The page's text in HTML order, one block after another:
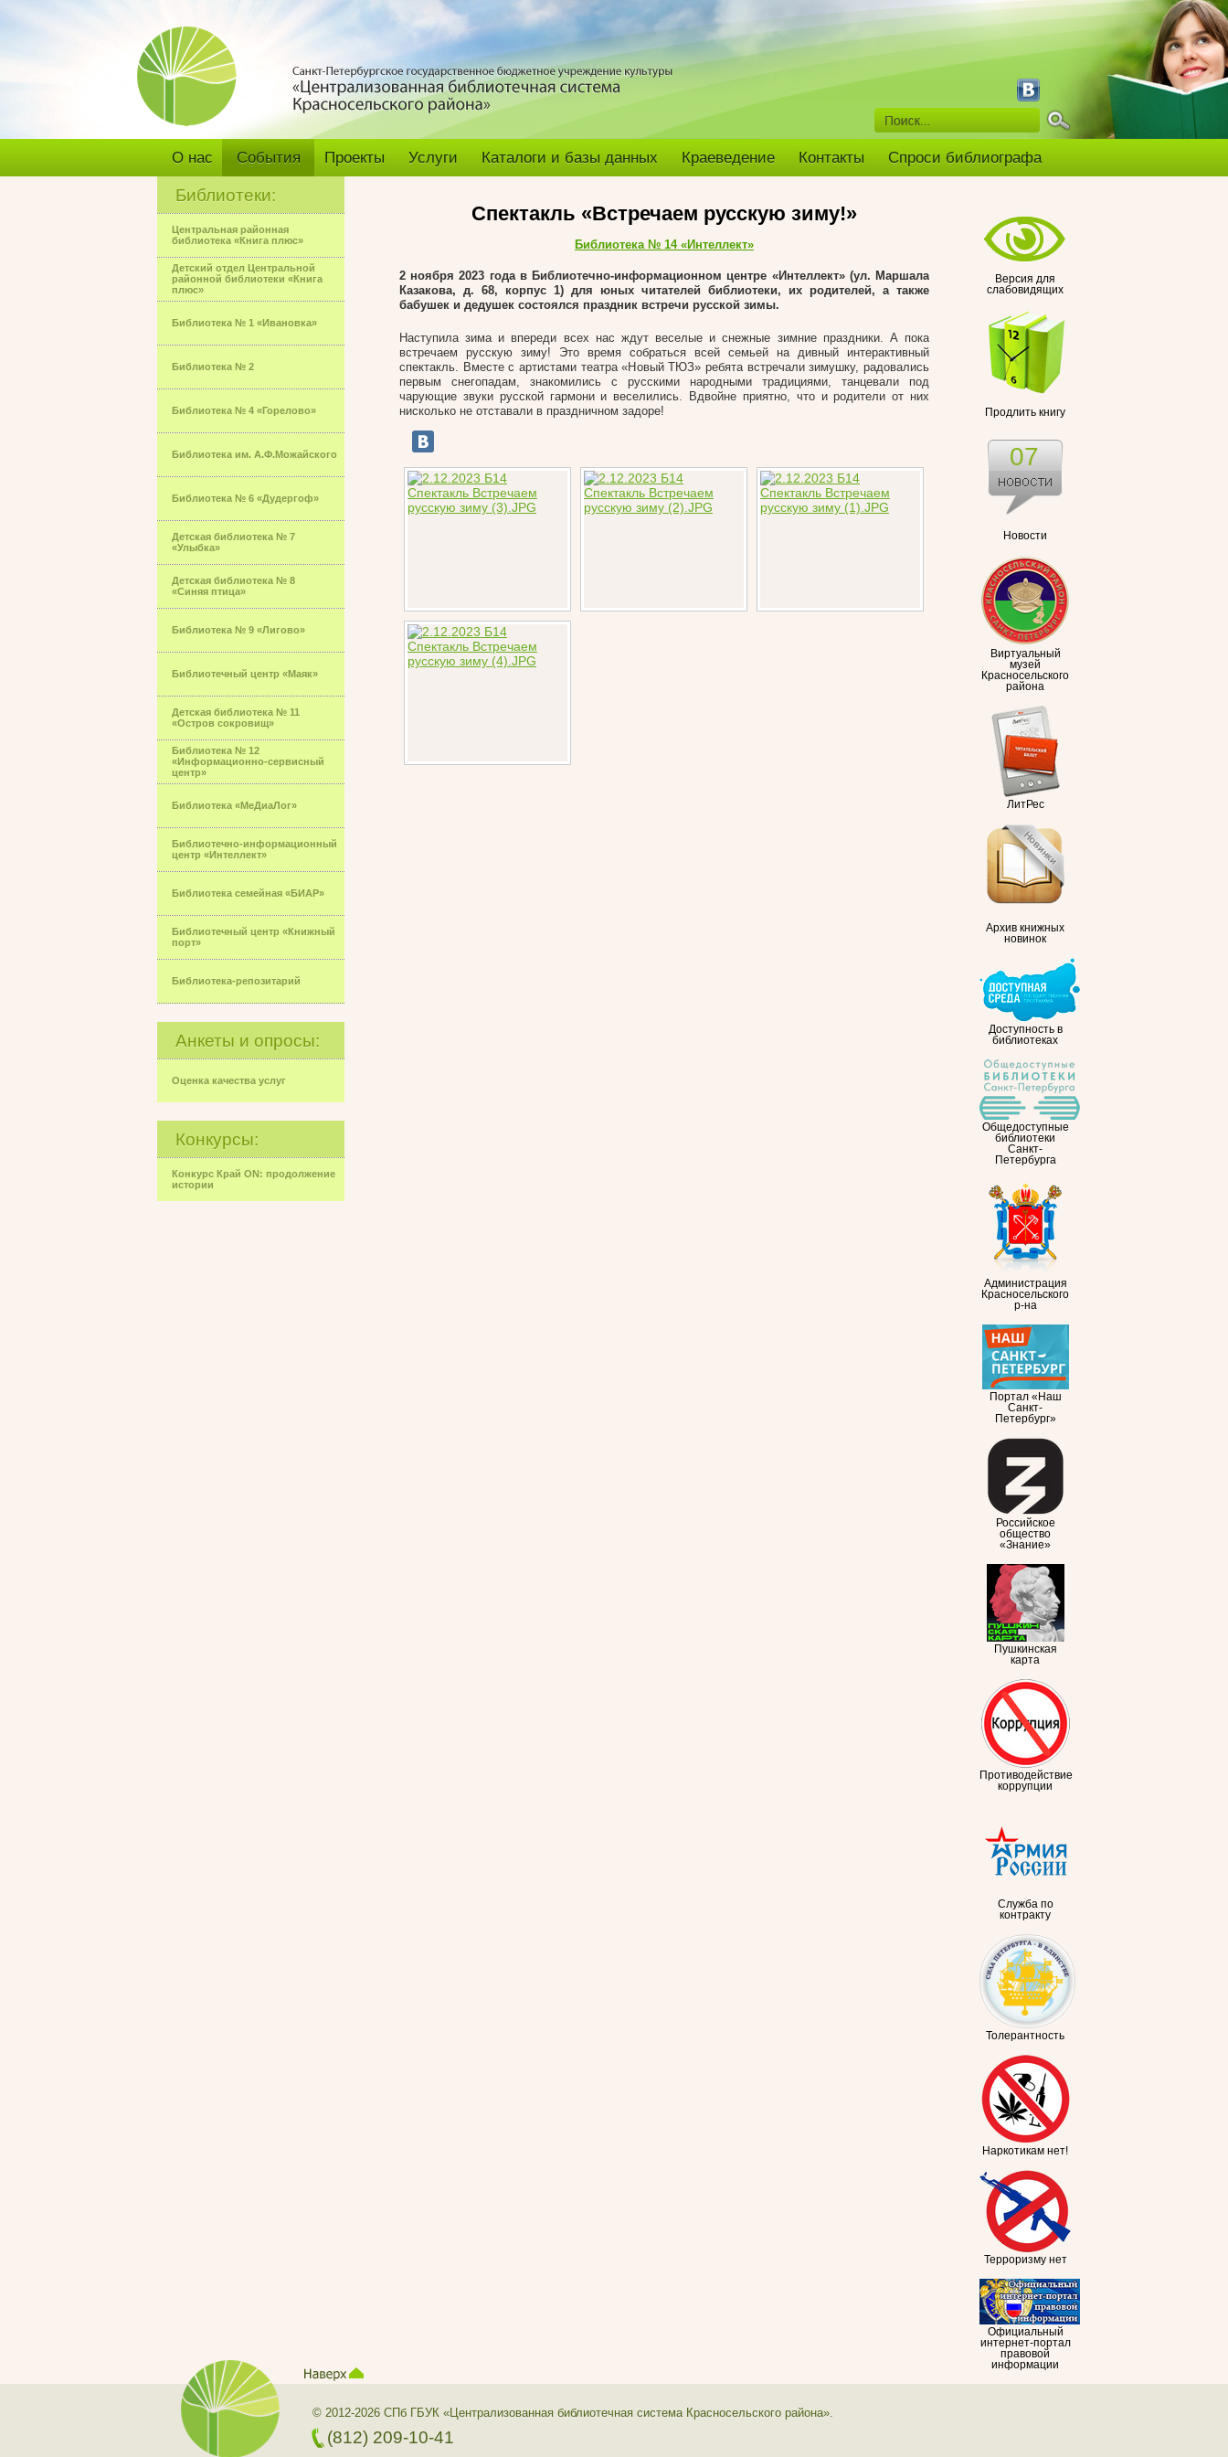
О нас События Проекты Услуги Каталоги и базы данных Краеведение Контакты Спроси библиографа
Библиотеки:
Центральная районная
библиотека «Книга плюс»
Детский отдел Центральной
районной библиотеки «Книга
плюс»
Библиотека № 1 «Ивановка»
Библиотека № 2
Библиотека № 4 «Горелово»
Библиотека им. А.Ф.Можайского
Библиотека № 6 «Дудергоф»
Детская библиотека № 7
«Улыбка»
Детская библиотека № 8
«Синяя птица»
Библиотека № 9 «Лигово»
Библиотечный центр «Маяк»
Детская библиотека № 11
«Остров сокровищ»
Библиотека № 12
«Информационно-сервисный
центр»
Библиотека «МеДиаЛог»
Библиотечно-информационный
центр «Интеллект»
Библиотека семейная «БИАР»
Библиотечный центр «Книжный
порт»
Библиотека-репозитарий
Анкеты и опросы:
Оценка качества услуг
Конкурсы:
Конкурс Край ON: продолжение
истории
Версия для
слабовидящих
Продлить книгу
Новости
07
Виртуальный
музей
Красносельского
района
ЛитРес
Архив книжных
новинок
Доступность в
библиотеках
Общедоступные
библиотеки
Санкт-
Петербурга
Администрация
Красносельского
р-на
Портал «Наш
Санкт-
Петербург»
Российское
общество
«Знание»
Пушкинская
карта
Противодействие
коррупции
Служба по
контракту
Толерантность
Наркотикам нет!
Терроризму нет
Официальный
интернет-портал
правовой
информации
Спектакль «Встречаем русскую зиму!»
Библиотека № 14 «Интеллект»
2 ноября 2023 года в Библиотечно-информационном центре «Интеллект» (ул. Маршала
Казакова, д. 68, корпус 1) для юных читателей библиотеки, их родителей, а также
бабушек и дедушек состоялся праздник встречи русской зимы.
Наступила зима и впереди всех нас ждут веселые и снежные зимние праздники. А пока
встречаем русскую зиму! Это время собраться всей семьей на дивный интерактивный
спектакль. Вместе с артистами театра «Новый ТЮЗ» ребята встречали зимушку, радовались
первым снегопадам, знакомились с русскими народными традициями, танцевали под
чарующие звуки русской гармони и веселились. Вдвойне приятно, что и родители от них
нисколько не отставали в праздничном задоре!
© 2012-2026 СПб ГБУК «Централизованная библиотечная система Красносельского района».
(812) 209-10-41